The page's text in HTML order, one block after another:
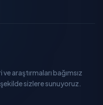
araştırmaları bağımsız
sizlere sunuyoruz.